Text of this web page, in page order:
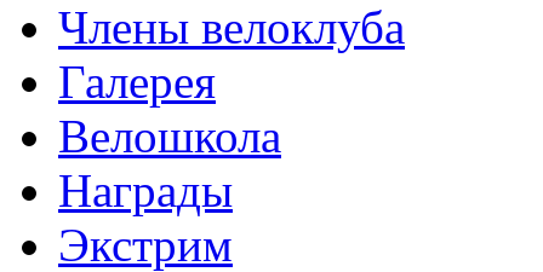
Члены велоклуба
Галерея
Велошкола
Награды
Экстрим